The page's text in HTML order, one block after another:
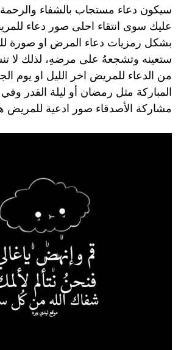
سيكون دعاء مستجاب بالشفاء
عليك سوى انتقاء احلى صور دعاء
بشكل رمزيات دعاء المرض او صورة
ستعينه وتشجعهُ على مرضهِ، لذلك لا
من الدعاء للمريض اخر الليل او يوم
المباركة مثل رمضان أو ليلة القدر
مشاركة الأصدقاء صور ادعية للمريض